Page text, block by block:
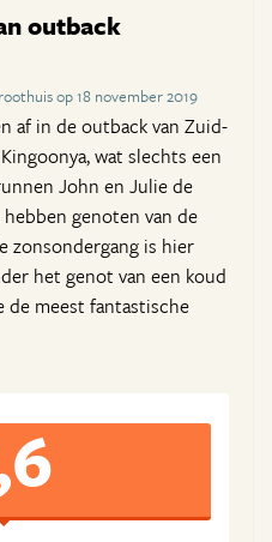
outback
op 18 november 2019
af in de outback van Zuid-
wat slechts een
John en Julie de
genoten van de
zonsondergang is hier
het genot van een koud
meest fantastische